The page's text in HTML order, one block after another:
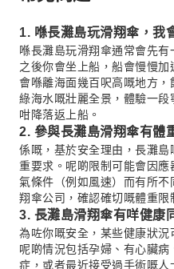
1. 喺長灘島玩滑翔傘，我
喺長灘島玩滑翔傘通常會先有
之後你會坐上船，船會慢慢
會喺離海面幾百呎高嘅地方
綠海水嘅壯麗全景，體驗一
咁降落返上船。
2. 參與長灘島滑翔傘有體
係嘅，基於安全理由，長灘
重要求。呢啲限制可能會因
氣條件（例如風速）而有所
翔傘公司，確認確切嘅體重限
3. 長灘島滑翔傘有咩健康
為咗你嘅安全，某些健康狀況
呢啲情況包括孕婦、有心臟
症，或者最近接受過手術嘅